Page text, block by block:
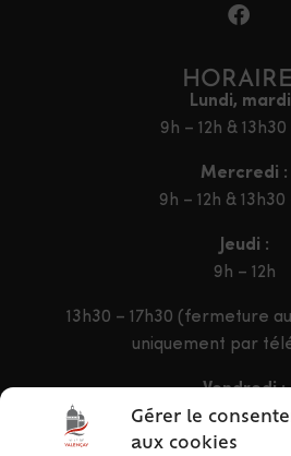
Gérer le
aux cookies
Lundi,
9h – 12h & 13h30
Mercredi :
9h – 12h & 13h30
Jeudi :
9h – 12h
13h30 – 17h30 (fermeture
uniquement par
Vendredi :
9h – 12h & 13h30